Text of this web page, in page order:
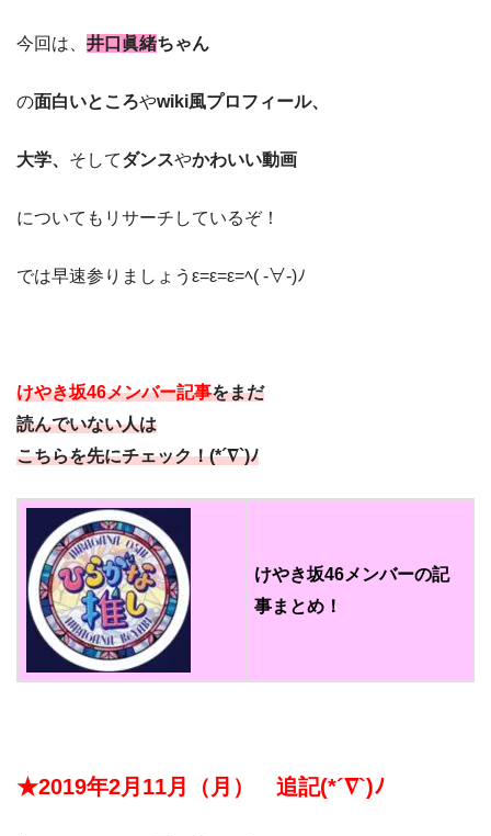
今回は、 井口眞緒ちゃん
の面白いところやwiki風プロフィール、
大学、 そしてダンスやかわいい動画
についてもリサーチしているぞ！
では早速参りましょうε=ε=ε=ﾍ( -∀-)ﾉ
けやき坂46メンバー記事をまだ
読んでいない人は
こちらを先にチェック！(*´∇`)ﾉ
けやき坂46メンバーの記
事まとめ！
★2019年2月11月（月） 追記(*´∇`)ﾉ